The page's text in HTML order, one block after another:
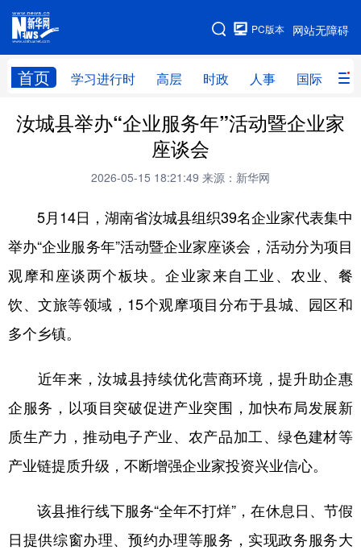
网站无障碍
PC版本
首页 学习进行时 高层 时政 人事 国际 财
网站地图
学习进行时 高层 时政 人事
全球连线
科技 科创 量子 体育
文化 书画 健康 军事
法律
学术中国 乡村振兴 银龄 溯源中国
彩票 娱乐 时尚 悦读
汝城县举办“企业服务年”活动暨企业家
座谈会
2026-05-15 18:21:49 来源：新华网
5月14日，湖南省汝城县组织39名企业家代表集中
举办“企业服务年”活动暨企业家座谈会，活动分为项目
观摩和座谈两个板块。企业家来自工业、农业、餐
饮、文旅等领域，15个观摩项目分布于县城、园区和
多个乡镇。
近年来，汝城县持续优化营商环境，提升助企惠
企服务，以项目突破促进产业突围，加快布局发展新
质生产力，推动电子产业、农产品加工、绿色建材等
产业链提质升级，不断增强企业家投资兴业信心。
该县推行线下服务“全年不打烊”，在休息日、节假
日提供综窗办理、预约办理等服务，实现政务服务大